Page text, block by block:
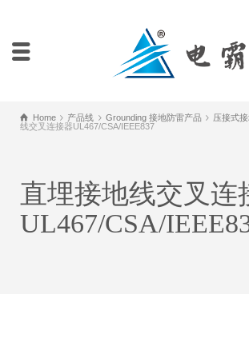
Home 产品线 Grounding 接地防雷产品 压接式
线交叉连接器UL467/CSA/IEEE837
直埋接地线交叉连
UL467/CSA/